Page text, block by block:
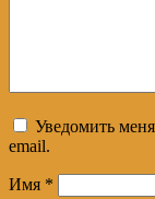
Уведомить
email.
Имя *